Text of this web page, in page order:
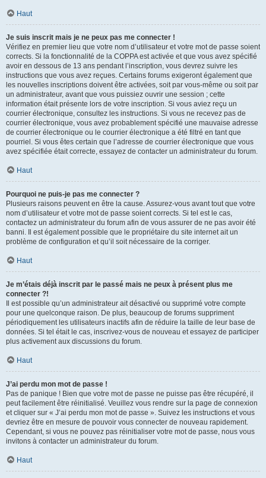
Haut
Je suis inscrit mais je ne peux pas me connecter !
Vérifiez en premier lieu que votre nom d’utilisateur et votre mot de passe soient
corrects. Si la fonctionnalité de la COPPA est activée et que vous avez spécifié
avoir en dessous de 13 ans pendant l’inscription, vous devrez suivre les
instructions que vous avez reçues. Certains forums exigeront également que
les nouvelles inscriptions doivent être activées, soit par vous-même ou soit par
un administrateur, avant que vous puissiez ouvrir une session ; cette
information était présente lors de votre inscription. Si vous aviez reçu un
courrier électronique, consultez les instructions. Si vous ne recevez pas de
courrier électronique, vous avez probablement spécifié une mauvaise adresse
de courrier électronique ou le courrier électronique a été filtré en tant que
pourriel. Si vous êtes certain que l’adresse de courrier électronique que vous
avez spécifiée était correcte, essayez de contacter un administrateur du forum.
Haut
Pourquoi ne puis-je pas me connecter ?
Plusieurs raisons peuvent en être la cause. Assurez-vous avant tout que votre
nom d’utilisateur et votre mot de passe soient corrects. Si tel est le cas,
contactez un administrateur du forum afin de vous assurer de ne pas avoir été
banni. Il est également possible que le propriétaire du site internet ait un
problème de configuration et qu’il soit nécessaire de la corriger.
Haut
Je m’étais déjà inscrit par le passé mais ne peux à présent plus me
connecter ?!
Il est possible qu’un administrateur ait désactivé ou supprimé votre compte
pour une quelconque raison. De plus, beaucoup de forums suppriment
périodiquement les utilisateurs inactifs afin de réduire la taille de leur base de
données. Si tel était le cas, inscrivez-vous de nouveau et essayez de participer
plus activement aux discussions du forum.
Haut
J’ai perdu mon mot de passe !
Pas de panique ! Bien que votre mot de passe ne puisse pas être récupéré, il
peut facilement être réinitialisé. Veuillez vous rendre sur la page de connexion
et cliquer sur « J’ai perdu mon mot de passe ». Suivez les instructions et vous
devriez être en mesure de pouvoir vous connecter de nouveau rapidement.
Cependant, si vous ne pouvez pas réinitialiser votre mot de passe, nous vous
invitons à contacter un administrateur du forum.
Haut